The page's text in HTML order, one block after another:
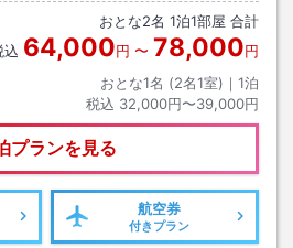
おとな2名 1泊1部屋 合計
込 64,000円 〜 78,000円
おとな1名 (2名1室)｜ 1泊
税込 32,000円〜39,000円
プランを見る
航空券
付きプラン